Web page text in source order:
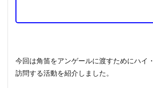
今回は角笛をアンゲールに渡すためにハイ
訪問する活動を紹介しました。